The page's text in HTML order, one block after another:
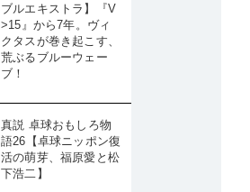
ブルエキストラ】『V
>15』から7年。ヴィ
クタスが巻き起こす、
荒ぶるブルーウェー
ブ！
真説 卓球おもしろ物
語26【卓球ニッポン復
活の萌芽、福原愛と松
下浩二】